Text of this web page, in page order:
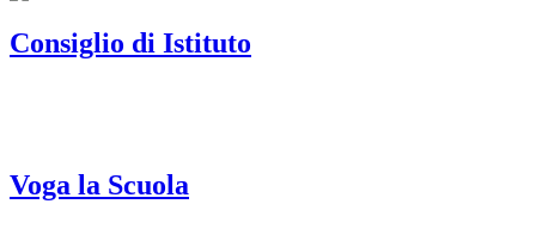
Consiglio di Istituto
Voga la Scuola